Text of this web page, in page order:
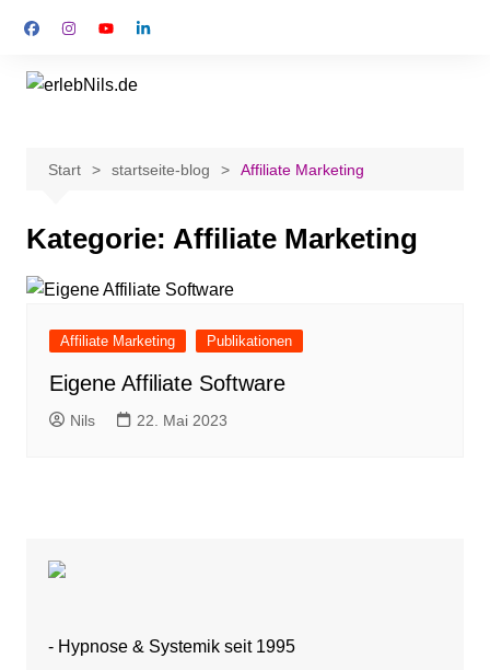
Start startseite-blog Affiliate Marketing
Kategorie: Affiliate Marketing
Affiliate Marketing Publikationen
Eigene Affiliate Software
Nils 22. Mai 2023
- Hypnose & Systemikseit 1995